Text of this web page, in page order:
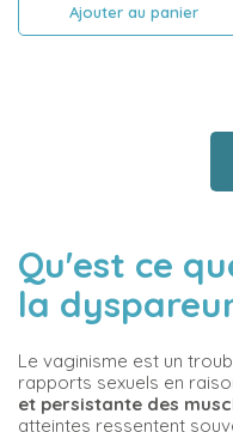
Ajouter au panier
Qu'est ce
la
Le vaginisme est un
rapports sexuels en
et persistante des
atteintes ressentent